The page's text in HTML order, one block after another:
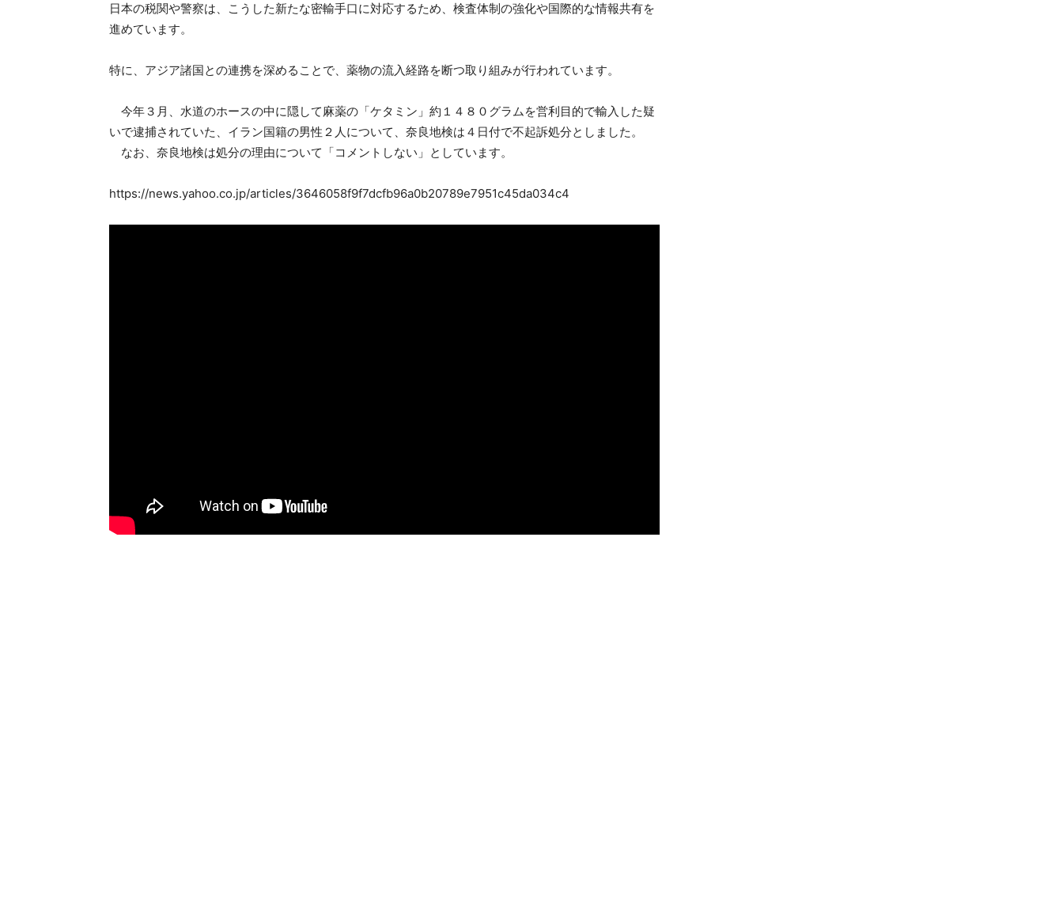
日本の税関や警察は、こうした新たな密輸手口に対応するため、検査体制の強化や国際的な情報共有を
進めています。
特に、アジア諸国との連携を深めることで、薬物の流入経路を断つ取り組みが行われています。
今年３月、水道のホースの中に隠して麻薬の「ケタミン」約１４８０グラムを営利目的で輸入した疑
いで逮捕されていた、イラン国籍の男性２人について、奈良地検は４日付で不起訴処分としました。
なお、奈良地検は処分の理由について「コメントしない」としています。
https://news.yahoo.co.jp/articles/3646058f9f7dcfb96a0b20789e7951c45da034c4